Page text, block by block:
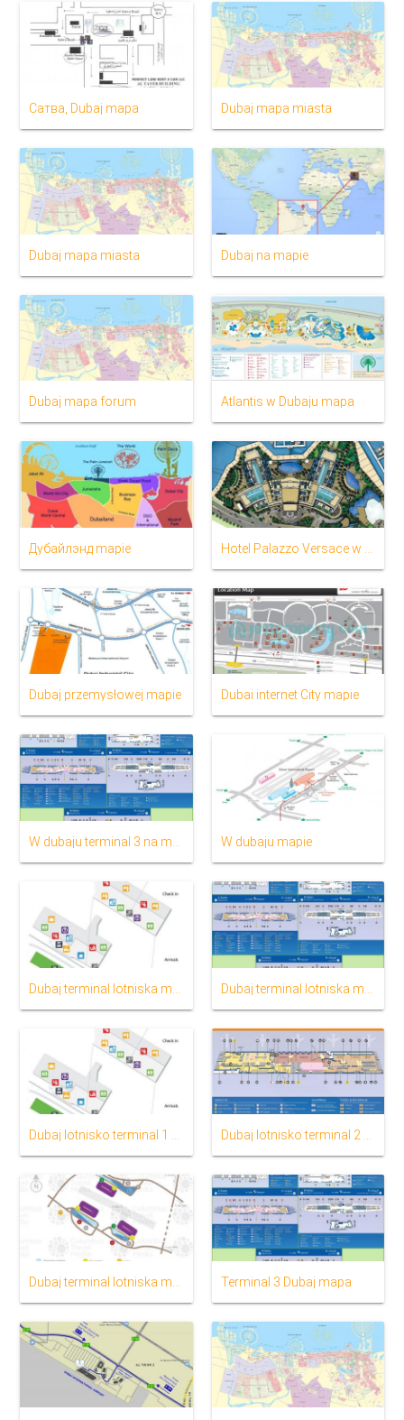
Сатва, Dubaj mapa Dubaj mapa miasta
Dubaj mapa miasta Dubaj na mapie
Dubaj mapa forum Atlantis w Dubaju mapa
Дубайлэнд mapie
Dubaj przemysłowej mapie Dubai internet City mapie
W dubaju mapie
Terminal 3 Dubaj mapa